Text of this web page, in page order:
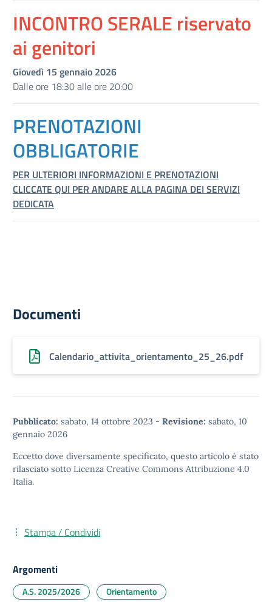
INCONTRO SERALE riservato
ai genitori
Giovedì 15 gennaio 2026
Dalle ore 18:30 alle ore 20:00
PRENOTAZIONI
OBBLIGATORIE
PER ULTERIORI INFORMAZIONI E PRENOTAZIONI
CLICCATE QUI PER ANDARE ALLA PAGINA DEI SERVIZI
DEDICATA
Documenti
Calendario_attivita_orientamento_25_26.pdf
Pubblicato: sabato, 14 ottobre 2023 - Revisione: sabato, 10
gennaio 2026
Eccetto dove diversamente specificato, questo articolo è stato
rilasciato sotto Licenza Creative Commons Attribuzione 4.0
Italia.
Stampa / Condividi
Argomenti
A.S. 2025/2026 Orientamento